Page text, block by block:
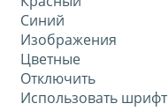
Синий
Изображения
Цветные
Отключить
Использовать шрифт